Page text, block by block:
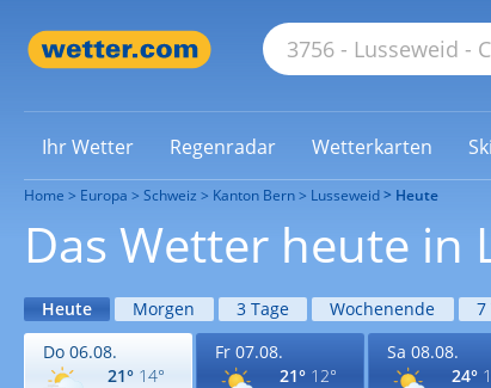
Ihr Wetter Regenradar Wetterkarten
Home Europa Schweiz Kanton Bern Lusseweid Heute
Das Wetter heute in
Heute Morgen 3 Tage Wochenende 7
Do 06.08.
21° 14°
Fr 07.08.
21° 12°
Sa 08.08.
24°